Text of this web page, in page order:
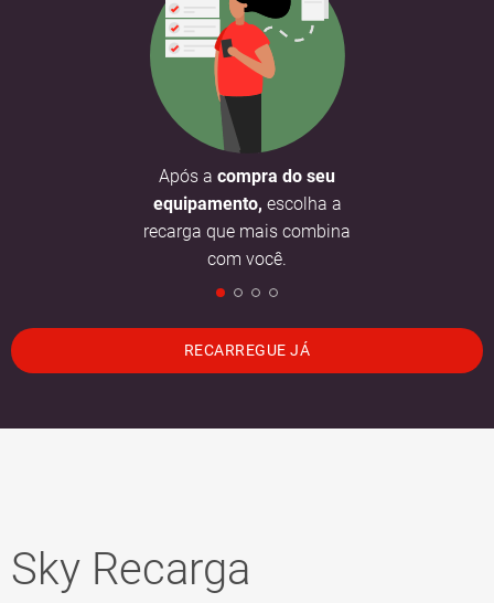
Após acompra do seu
equipamento, escolha a
recarga que mais combina
com você.
RECARREGUE JÁ
Sky Recarga